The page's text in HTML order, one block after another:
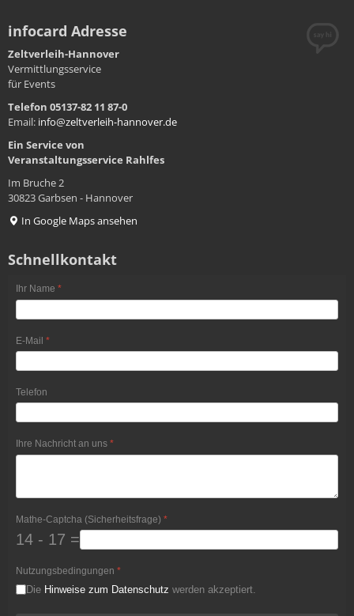
infocard Adresse
Zeltverleih-Hannover
Vermittlungsservice
für Events
Telefon 05137-82 11 87-0
Email: info@zeltverleih-hannover.de
Ein Service von
Veranstaltungsservice Rahlfes
Im Bruche 2
30823 Garbsen - Hannover
In Google Maps ansehen
Schnellkontakt
Ihr Name *
E-Mail *
Telefon
Ihre Nachricht an uns *
Mathe-Captcha (Sicherheitsfrage) *
14 - 17 =
Nutzungsbedingungen *
Die Hinweise zum Datenschutz werden akzeptiert.